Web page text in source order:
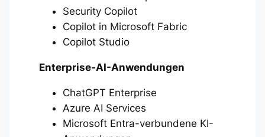
Security Copilot
Copilot in Microsoft Fabric
Copilot Studio
Enterprise-AI-Anwendungen
ChatGPT Enterprise
Azure AI Services
Microsoft Entra-verbundene KI-